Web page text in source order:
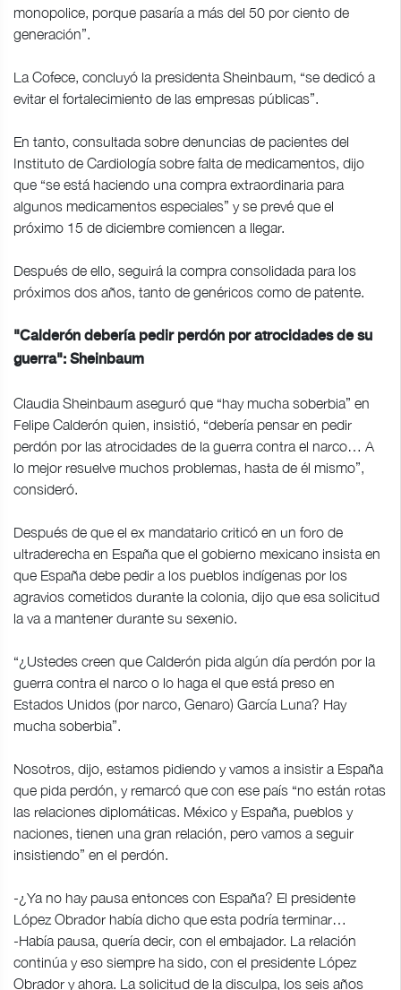
monopolice, porque pasaría a más del 50 por ciento de
generación”.
La Cofece, concluyó la presidenta Sheinbaum, “se dedicó a
evitar el fortalecimiento de las empresas públicas”.
En tanto, consultada sobre denuncias de pacientes del
Instituto de Cardiología sobre falta de medicamentos, dijo
que “se está haciendo una compra extraordinaria para
algunos medicamentos especiales” y se prevé que el
próximo 15 de diciembre comiencen a llegar.
Después de ello, seguirá la compra consolidada para los
próximos dos años, tanto de genéricos como de patente.
"Calderón debería pedir perdón por atrocidades de su
guerra": Sheinbaum
Claudia Sheinbaum aseguró que “hay mucha soberbia” en
Felipe Calderón quien, insistió, “debería pensar en pedir
perdón por las atrocidades de la guerra contra el narco… A
lo mejor resuelve muchos problemas, hasta de él mismo”,
consideró.
Después de que el ex mandatario criticó en un foro de
ultraderecha en España que el gobierno mexicano insista en
que España debe pedir a los pueblos indígenas por los
agravios cometidos durante la colonia, dijo que esa solicitud
la va a mantener durante su sexenio.
“¿Ustedes creen que Calderón pida algún día perdón por la
guerra contra el narco o lo haga el que está preso en
Estados Unidos (por narco, Genaro) García Luna? Hay
mucha soberbia”.
Nosotros, dijo, estamos pidiendo y vamos a insistir a España
que pida perdón, y remarcó que con ese país “no están rotas
las relaciones diplomáticas. México y España, pueblos y
naciones, tienen una gran relación, pero vamos a seguir
insistiendo” en el perdón.
-¿Ya no hay pausa entonces con España? El presidente
López Obrador había dicho que esta podría terminar…
-Había pausa, quería decir, con el embajador. La relación
continúa y eso siempre ha sido, con el presidente López
Obrador y ahora. La solicitud de la disculpa, los seis años